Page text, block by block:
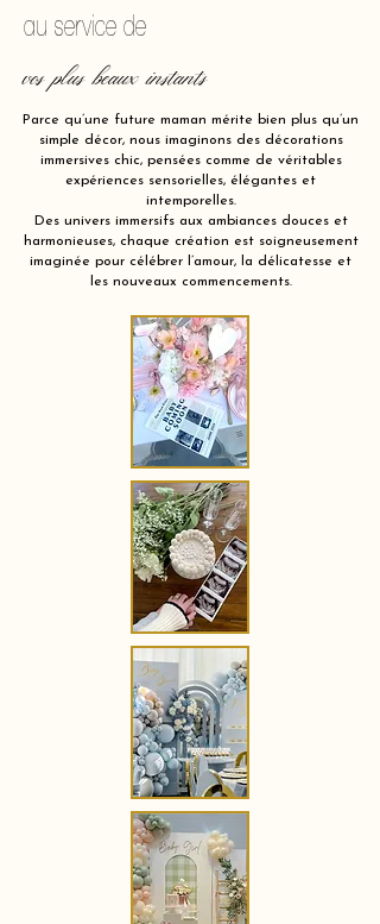
au service de
vos plus beaux instants
Parce qu’une future maman mérite bien plus qu’un
simple décor, nous imaginons des décorations
immersives chic, pensées comme de véritables
expériences sensorielles, élégantes et
intemporelles.
Des univers immersifs aux ambiances douces et
harmonieuses, chaque création est soigneusement
imaginée pour célébrer l’amour, la délicatesse et
les nouveaux commencements.